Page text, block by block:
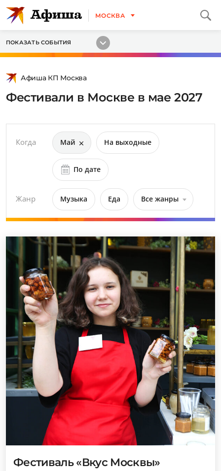
МОСКВА
ПОКАЗАТЬ СОБЫТИЯ
Афиша КП Москва
Фестивали в Москве в мае 2027
Когда Май На выходные
По дате
Жанр Музыка Еда Все жанры
Фестиваль «Вкус Москвы»